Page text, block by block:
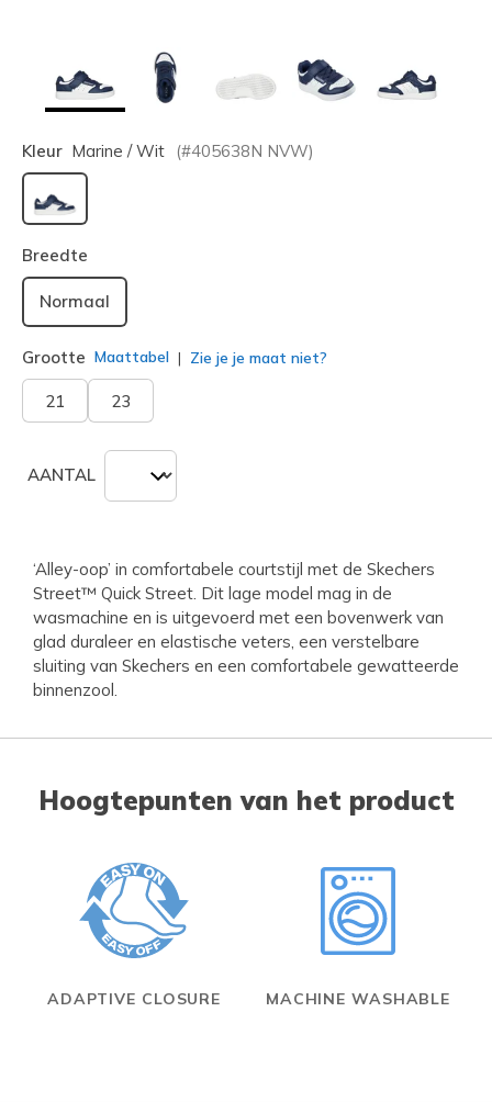
Kleur Marine / Wit (#405638N NVW)
geselecteerd
Breedte
Normaal
Grootte Maattabel Zie je je maat niet?
21 23
AANTAL
‘Alley-oop’ in comfortabele courtstijl met de Skechers
Street™ Quick Street. Dit lage model mag in de
wasmachine en is uitgevoerd met een bovenwerk van
glad duraleer en elastische veters, een verstelbare
sluiting van Skechers en een comfortabele gewatteerde
binnenzool.
Hoogtepunten van het product
ADAPTIVE CLOSURE MACHINE WASHABLE